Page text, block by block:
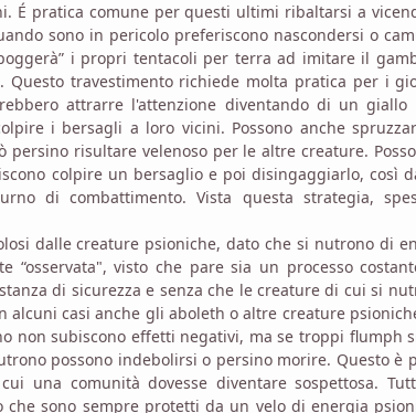
É pratica comune per questi ultimi ribaltarsi a
sono in pericolo preferiscono nascondersi o
i propri tentacoli per terra ad imitare il
Questo travestimento richiede molta pratica per i
attrarre l'attenzione diventando di un giallo
i bersagli a loro vicini. Possono anche
persino risultare velenoso per le altre creature.
colpire un bersaglio e poi disingaggiarlo, così
di combattimento. Vista questa strategia,
dalle creature psioniche, dato che si nutrono di
“osservata", visto che pare sia un processo
di sicurezza e senza che le creature di cui si
alcuni casi anche gli aboleth o altre creature
non subiscono effetti negativi, ma se troppi flumph
possono indebolirsi o persino morire. Questo è
una comunità dovesse diventare sospettosa.
sono sempre protetti da un velo di energia